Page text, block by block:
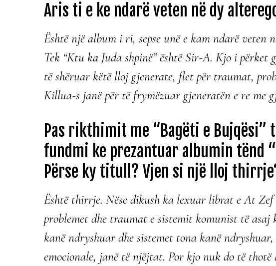
Aris ti e ke ndarë veten në dy
Është një album i ri, sepse unë e kam ndarë veten
Tek “Ktu ka Juda shpinë” është Sir-A. Kjo i përket
të shëruar këtë lloj gjenerate, flet për traumat,
Killua-s janë për të frymëzuar gjeneratën e re me
Pas rikthimit me “Bagëti e Bujqësi”
fundmi ke prezantuar albumin tënd
Përse ky titull? Vjen si një lloj
Është thirrje. Nëse dikush ka lexuar librat e At
problemet dhe traumat e sistemit komunist të asaj
kanë ndryshuar dhe sistemet tona kanë
emocionale, janë të njëjtat. Por kjo nuk do të